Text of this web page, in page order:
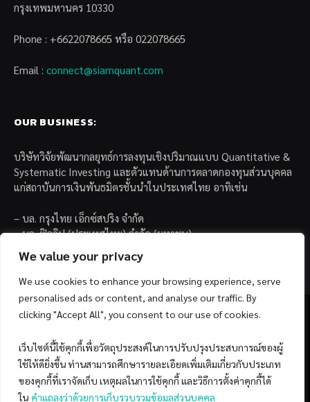
We value your privacy
We use cookies to enhance your browsing experience, serve
personalised ads or content, and analyse our traffic. By
clicking "Accept All", you consent to our use of cookies.
เว็บไซต์นี้ใช้คุกกี้เพื่อวัตถุประสงค์ในการปรับปรุงประสบการณ์ของผู้
ใช้ให้ดียิ่งขึ้น ท่านสามารถศึกษารายละเอียดเพิ่มเติมเกี่ยวกับประเภท
ของคุกกี้ที่เราจัดเก็บ เหตุผลในการใช้คุกกี้ และวิธีการตั้งค่าคุกกี้ได้
ใน คำแถลงว่าด้วยการเก็บรวบรวมข้อมูลส่วนบุคคล
กรุงเทพมหานคร 10330
Phone : +6622078665 หรือ 022078665
Email : connect@siamquant.com
OUR BUSINESS:
บริษัทวิจัยพัฒนากลยุทธ์การลงทุนเชิงปริมาณแบบ Quantitative &
Systematic Investing และตัวแทนด้านการตลาดกองทุนส่วนบุคคล
แก่สถาบันการเงินพันธมิตรชั้นนำในประเทศไทย อาทิเช่น
– บล. กรุงไทย เอ็กซ์สปริง จำกัด
– บล. ฟิลลิป (ประเทศไทย) จำกัด (มหาชน)
– บล. บียอนด์ จำกัด (มหาชน)
FacebookYouTube
© 2026 Copyright by SiamQuant.